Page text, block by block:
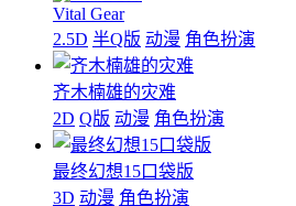
Vital Gear
2.5D 半Q版 动漫 角色扮演
齐木楠雄的灾难
2D Q版 动漫 角色扮演
最终幻想15口袋版
3D 动漫 角色扮演